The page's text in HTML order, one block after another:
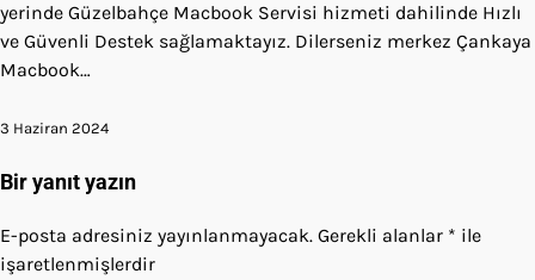
yerinde Güzelbahçe Macbook Servisi hizmeti dahilinde Hızlı
ve Güvenli Destek sağlamaktayız. Dilerseniz merkez Çankaya
Macbook…
3 Haziran 2024
Bir yanıt yazın
E-posta adresiniz yayınlanmayacak. Gerekli alanlar * ile
işaretlenmişlerdir